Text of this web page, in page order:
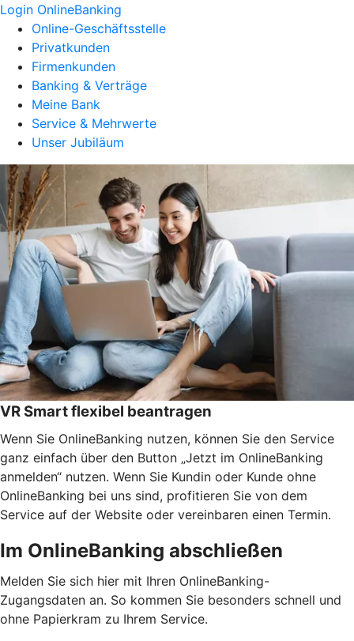
Login OnlineBanking
Online-Geschäftsstelle
Privatkunden
Firmenkunden
Banking & Verträge
Meine Bank
Service & Mehrwerte
Unser Jubiläum
VR Smart flexibel beantragen
Wenn Sie OnlineBanking nutzen, können Sie den Service
ganz einfach über den Button „Jetzt im OnlineBanking
anmelden“ nutzen. Wenn Sie Kundin oder Kunde ohne
OnlineBanking bei uns sind, profitieren Sie von dem
Service auf der Website oder vereinbaren einen Termin.
Im OnlineBanking abschließen
Melden Sie sich hier mit Ihren OnlineBanking-
Zugangsdaten an. So kommen Sie besonders schnell und
ohne Papierkram zu Ihrem Service.